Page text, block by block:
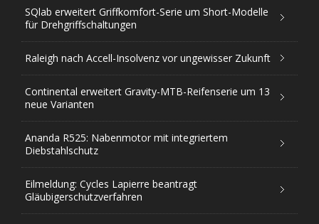
SQlab erweitert Griffkomfort-Serie um Short-Modelle
für Drehgriffschaltungen
Raleigh nach Accell-Insolvenz vor ungewisser Zukunft
Continental erweitert Gravity-MTB-Reifenserie um 13
neue Varianten
Ananda R525: Nabenmotor mit integriertem
Diebstahlschutz
Eilmeldung: Cycles Lapierre beantragt
Gläubigerschutzverfahren